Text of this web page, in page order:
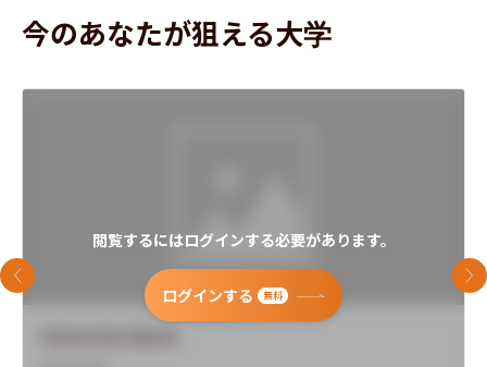
今のあなたが狙える大学
閲覧するにはログインする必要があります。
ログインする 無料
前のスライド 次